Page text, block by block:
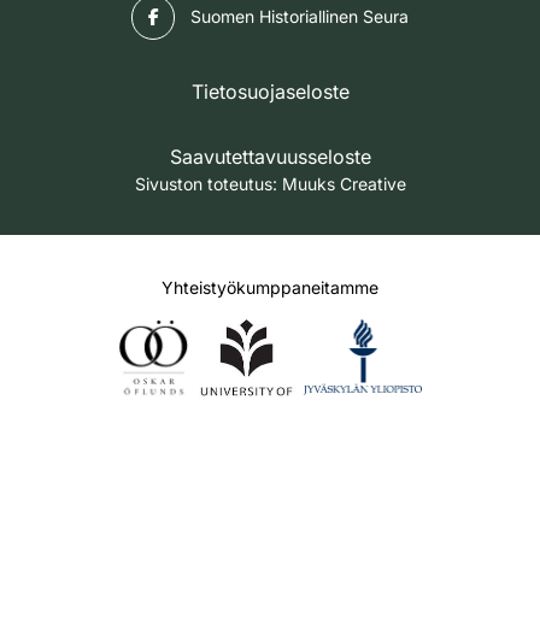
Suomen Historiallinen Seura
Tietosuojaseloste
Saavutettavuusseloste
Sivuston toteutus: Muuks Creative
Yhteistyökumppaneitamme